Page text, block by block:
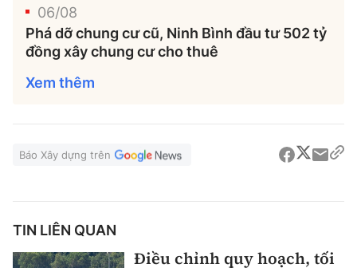
06/08
Phá dỡ chung cư cũ, Ninh Bình đầu tư 502 tỷ
đồng xây chung cư cho thuê
Xem thêm
Báo Xây dựng trên
TIN LIÊN QUAN
Điều chỉnh quy hoạch, tối